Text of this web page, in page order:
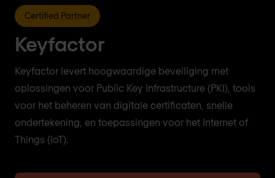
Certified Partner
Keyfactor
Keyfactor levert hoogwaardige beveiliging met
oplossingen voor Public Key Infrastructure (PKI), tools
voor het beheren van digitale certificaten, snelle
ondertekening, en toepassingen voor het Internet of
Things (IoT).